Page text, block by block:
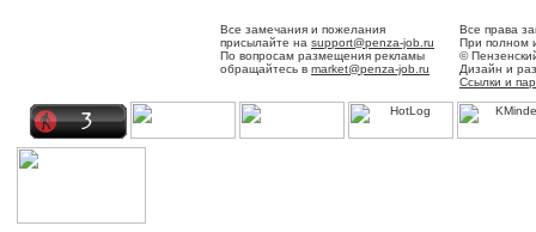
Все замечания и пожелания
присылайте на support@penza-job.ru
По вопросам размещения рекламы
обращайтесь в market@penza-job.ru
Все права
При полном
©
Дизайн и
Ссылки и